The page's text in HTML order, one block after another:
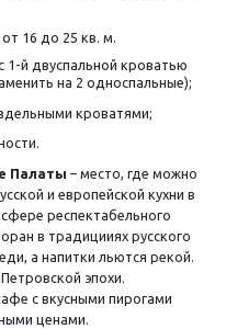
16 до 25 кв. м.
1-й двуспальной кроватью
на 2 односпальные);
кроватями;
Палаты – место, где можно
и европейской кухни в
респектабельного
в традицииях русского
а напитки льются рекой.
эпохи.
с вкусными пирогами
ценами.